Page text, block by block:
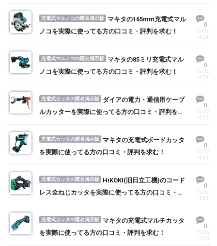
充電式マルノコの匿名掲示板
マキタの165mm充電式マル
ノコを実際に使ってる方の口コミ・評判を求む！
0
05/22
14:54
充電式マルノコの匿名掲示板
マキタの85ミリ充電式マル
ノコを実際に使ってる方の口コミ・評判を求む！
0
05/22
14:54
充電式カッタの匿名掲示板
ダイアの電力・通信用ケーブ
ルカッターを実際に使ってる方の口コミ・評判を求
0
05/22
14:52
充電式カッタの匿名掲示板
マキタの充電式ボードカッタ
を実際に使ってる方の口コミ・評判を求む！
0
05/22
14:51
充電式カッタの匿名掲示板
HiKOKI(旧日立工機)のコード
レス全ねじカッタを実際に使ってる方の口コミ・評
0
05/22
14:51
充電式カッタの匿名掲示板
マキタの充電式マルチカッタ
を実際に使ってる方の口コミ・評判を求む！
0
05/22
14:50